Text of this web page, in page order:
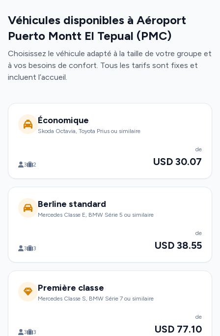
Véhicules disponibles à Aéroport
Puerto Montt El Tepual (PMC)
Choisissez le véhicule adapté à la taille de votre groupe et
à vos besoins de confort. Tous les tarifs sont fixes et
incluent l’accueil.
Économique
Skoda Octavia, Toyota Prius ou similaire
3 2
de
USD 30.07
Berline standard
Mercedes Classe E, BMW Série 5 ou similaire
3 3
de
USD 38.55
Première classe
Mercedes Classe S, BMW Série 7 ou similaire
3 3
de
USD 77.10